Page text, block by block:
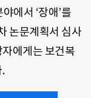
에서 ‘장애’를
논문계획서 심사
에게는 보건복